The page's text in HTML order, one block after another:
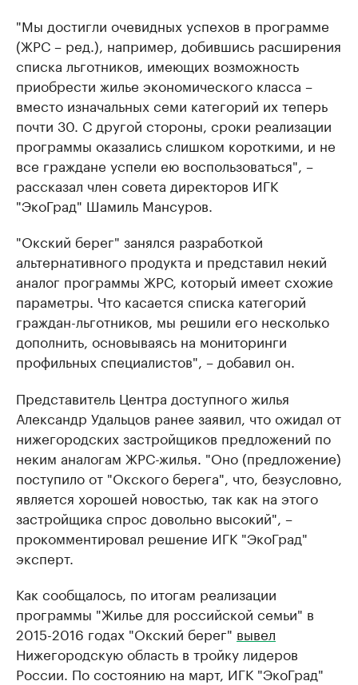
"Мы достигли очевидных успехов в программе
(ЖРС – ред.), например, добившись расширения
списка льготников, имеющих возможность
приобрести жилье экономического класса –
вместо изначальных семи категорий их теперь
почти 30. С другой стороны, сроки реализации
программы оказались слишком короткими, и не
все граждане успели ею воспользоваться", –
рассказал член совета директоров ИГК
"ЭкоГрад" Шамиль Мансуров.
"Окский берег" занялся разработкой
альтернативного продукта и представил некий
аналог программы ЖРС, который имеет схожие
параметры. Что касается списка категорий
граждан-льготников, мы решили его несколько
дополнить, основываясь на мониторинги
профильных специалистов", – добавил он.
Представитель Центра доступного жилья
Александр Удальцов ранее заявил, что ожидал от
нижегородских застройщиков предложений по
неким аналогам ЖРС-жилья. "Оно (предложение)
поступило от "Окского берега", что, безусловно,
является хорошей новостью, так как на этого
застройщика спрос довольно высокий", –
прокомментировал решение ИГК "ЭкоГрад"
эксперт.
Как сообщалось, по итогам реализации
программы "Жилье для российской семьи" в
2015-2016 годах "Окский берег" вывел
Нижегородскую область в тройку лидеров
России. По состоянию на март, ИГК "ЭкоГрад"